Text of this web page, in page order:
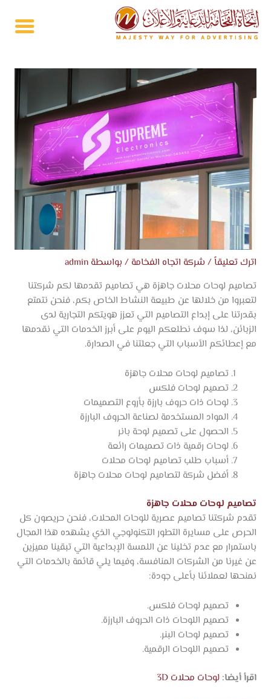
تخطي
إلى
المحتوى
اترك تعليقاً/شركة اتجاه الفخامة / بواسطة admin
تصاميم لوحات محلات جاهزة هي تصاميم تقدمها لكم شركتنا
لتعبروا من خلالها عن طبيعة النشاط الخاص بكم، فنحن نتمتع
بقدرتنا على إبداع التصاميم التي تعزز هويتكم التجارية لدى
الزبائن، لذا سوف نطلعكم اليوم على أبرز الخدمات التي نقدمها
مع إعطائكم الأسباب التي جعلتنا في الصدارة.
تصاميم لوحات محلات جاهزة
تصميم لوحات فلكس
لوحات ذات حروف بارزة بأروع التصميمات
المواد المستخدمة لصناعة الحروف البارزة
الحصول على تصميم لوحة بانر
لوحات رقمية ذات تصميمات رائعة
أسباب طلب تصاميم لوحات محلات
أفضل شركة لتصاميم لوحات محلات جاهزة
تصاميم لوحات محلات جاهزة
تقدم شركتنا تصاميم عصرية للوحات المحلات، فنحن حريصون كل
الحرص على مسايرة التطور التكنولوجي الذي يشهده هذا المجال
باستمرار مع عدم تخلينا عن اللمسة الإبداعية التي تبقينا مميزين
عن غيرنا من الشركات المنافسة، وفيما يلي قائمة بالخدمات التي
نمنحها لعملائنا بأعلى جودة:
تصميم لوحات فلكس.
تصميم اللوحات ذات الحروف البارزة.
تصميم لوحات البنر.
تصميم اللوحات الرقمية.
اقرأ أيضا: لوحات محلات 3D